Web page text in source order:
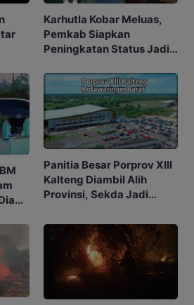
Karhutla Kobar Meluas,
Pemkab Siapkan
Peningkatan Status Jadi
Panitia Besar Porprov Xlll
Kalteng Diambil Alih
Provinsi, Sekda Jadi